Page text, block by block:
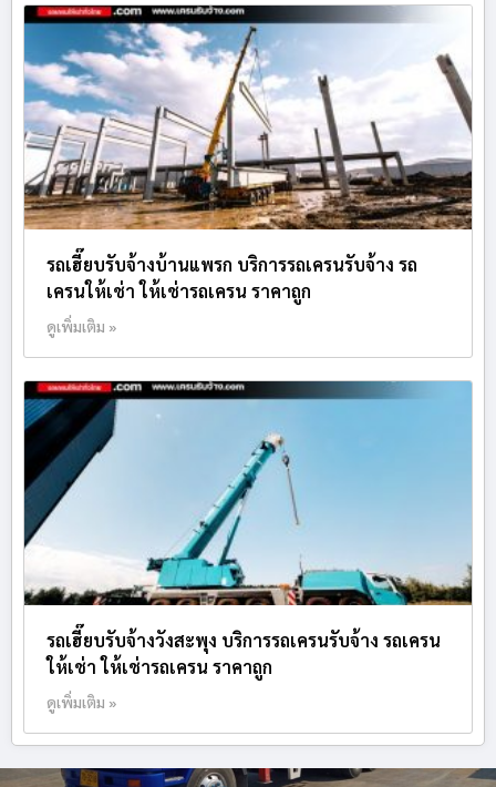
รถเฮี๊ยบรับจ้างบ้านแพรก บริการรถเครนรับจ้าง รถ
เครนให้เช่า ให้เช่ารถเครน ราคาถูก
ดูเพิ่มเติม »
รถเฮี๊ยบรับจ้างวังสะพุง บริการรถเครนรับจ้าง รถเครน
ให้เช่า ให้เช่ารถเครน ราคาถูก
ดูเพิ่มเติม »